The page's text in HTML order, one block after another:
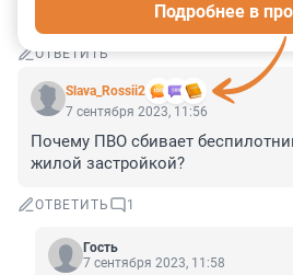
Скажите спасибо баскетболисту.
ОТВЕТИТЬ
Slava_Rossii2
Подробнее в
7 сентября 2023, 11:56
Почему ПВО сбивает
жилой застройкой?
ОТВЕТИТЬ 1
Гость
7 сентября 2023, 11:58